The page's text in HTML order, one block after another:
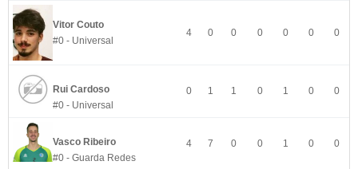
Vitor Couto
#0 - Universal
4 0 0 0 0 0 0
Rui Cardoso
#0 - Universal
0 1 1 0 1 0 0
Vasco Ribeiro
#0 - Guarda Redes
4 7 0 0 1 0 0